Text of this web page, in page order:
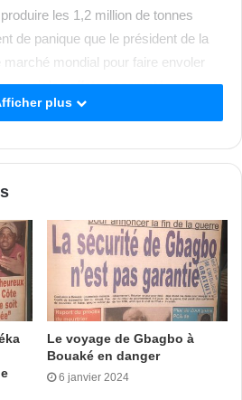
les 1,2 million de tonnes
de panique que le président de la
mondial pour faire envoler
avoir les effets escomptés en
de stocks qui existaient chez
Kobenan, ministre-Pdci : «
Il s’agissait d’un article qui
du prince Kossounou au
Prince Kossonou revenait de
d’Abidjan ( Ndrl : actuel
après quelques semaines de
le ministre de la Production
halieutiques de Gbagbo
plus
Le voyage de Gbagbo à
Bouaké en danger
6 janvier 2024